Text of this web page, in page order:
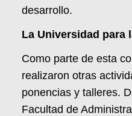
desarrollo.
La Universidad para
Como parte de esta
realizaron otras
ponencias y talleres.
Facultad de